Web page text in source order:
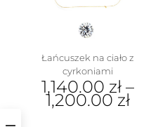
Łańcuszek na ciało z
cyrkoniami
1,140.00 zł–
1,200.00 zł